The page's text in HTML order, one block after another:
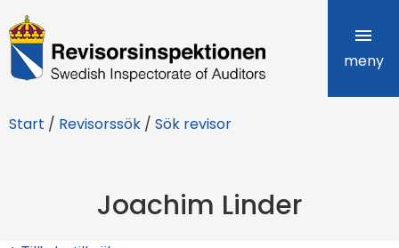
R
e
i
meny
Start / Revisorssök / Sök revisor
Joachim Linder